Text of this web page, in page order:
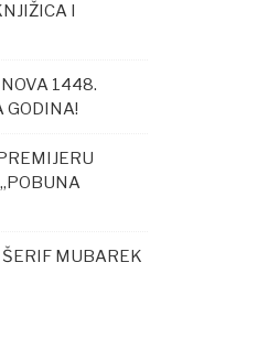
I
1448.
GODINA!
MUBAREK